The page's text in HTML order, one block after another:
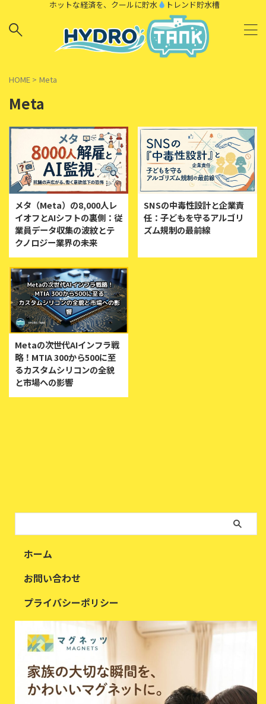
ホットな経済を、クールに貯水 トレンド貯水槽
HOME > Meta
Meta
メタ（Meta）の8,000人レ
イオフとAIシフトの裏側：従
業員データ収集の波紋とテ
クノロジー業界の未来
SNSの中毒性設計と企業責
任：子どもを守るアルゴリ
ズム規制の最前線
Metaの次世代AIインフラ戦
略！MTIA 300から500に至
るカスタムシリコンの全貌
と市場への影響
ホーム
お問い合わせ
プライバシーポリシー